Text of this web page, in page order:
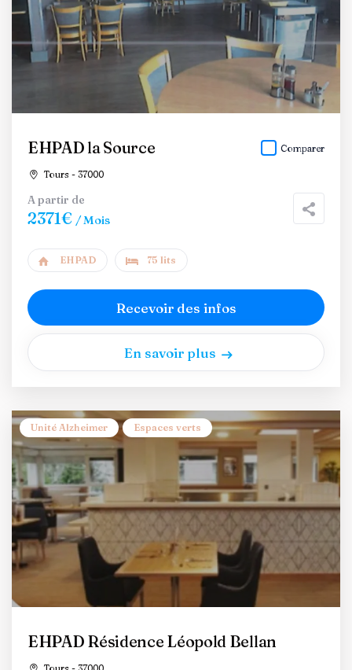
EHPAD la Source
Tours - 37000
Comparer
A partir de
2371€ / Mois
EHPAD 75 lits
Recevoir des infos
En savoir plus
Unité Alzheimer Espaces verts
EHPAD Résidence Léopold Bellan